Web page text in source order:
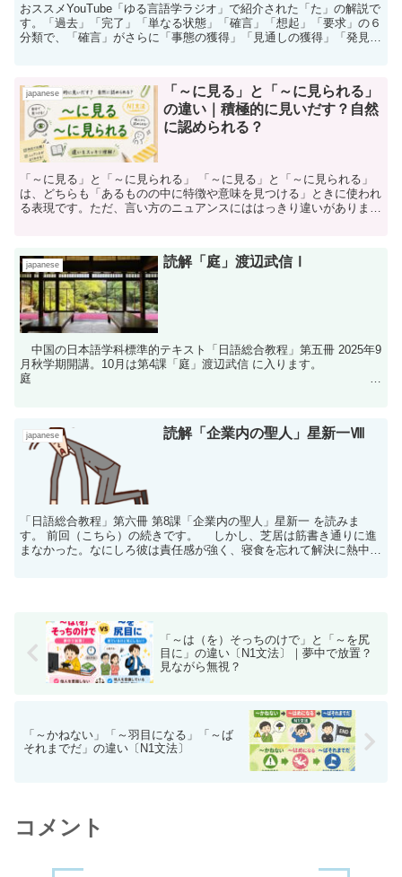
おススメYouTube「ゆる言語学ラジオ」で紹介された「た」の解説で
す。「過去」「完了」「単なる状態」「確言」「想起」「要求」の６
分類で、「確言」がさらに「事態の獲得」「見通しの獲得」「発見」
japanese
「～に見る」と「～に見られる」
の違い｜積極的に見いだす？自然
に認められる？
「～に見る」と「～に見られる」 「～に見る」と「～に見られる」
は、どちらも「あるものの中に特徴や意味を見つける」ときに使われ
る表現です。ただ、言い方のニュアンスにははっきり違いがありま
japanese 読解「庭」渡辺武信Ⅰ
中国の日本語学科標準的テキスト「日語総合教程」第五冊 2025年9
月秋学期開講。10月は第4課「庭」渡辺武信 に入ります。
庭
japanese 読解「企業内の聖人」星新一Ⅷ
「日語総合教程」第六冊 第8課「企業内の聖人」星新一 を読みま
す。 前回（こちら）の続きです。 しかし、芝居は筋書き通りに進
まなかった。なにしろ彼は責任感が強く、寝食を忘れて解決に熱中し
「～は（を）そっちのけで」と「～を尻
目に」の違い〔N1文法〕｜夢中で放置？
見ながら無視？
「～かねない」「～羽目になる」「～ば
それまでだ」の違い〔N1文法〕
コメント